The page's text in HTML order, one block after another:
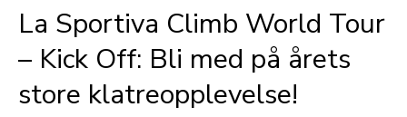
La Sportiva Climb World Tour
– Kick Off: Bli med på årets
store klatreopplevelse!